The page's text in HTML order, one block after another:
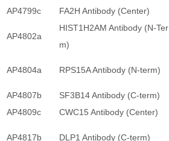
AP4799c
FA2H Antibody (Center)
AP4802a
HIST1H2AM Antibody (N-Ter
m)
AP4804a RPS15A Antibody (N-term)
AP4807b SF3B14 Antibody (C-term)
AP4809c
CWC15 Antibody (Center)
AP4817b DLP1 Antibody (C-term)